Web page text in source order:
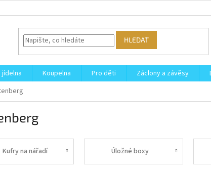
HLEDAT
jídelna Koupelna Pro děti Záclony a závěsy
Kufry na nářadí Úložné boxy